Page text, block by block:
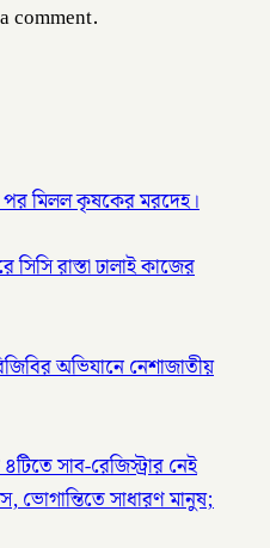
comment.
পর মিলল কৃষকের মরদেহ।
সিসি রাস্তা ঢালাই কাজের
অভিযানে নেশাজাতীয়
সাব-রেজিস্ট্রার নেই
ভোগান্তিতে সাধারণ মানুষ;